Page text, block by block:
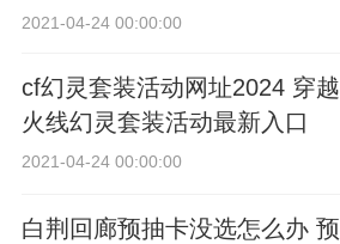
航海王热血航
线撒谎布充满
回忆的地方任
绍
2021-04-24 00:00:00
cf幻灵套装活动网址2024 穿越
火线幻灵套装活动最新入口
2021-04-24 00:00:00
白荆回廊预抽卡没选怎么办 预